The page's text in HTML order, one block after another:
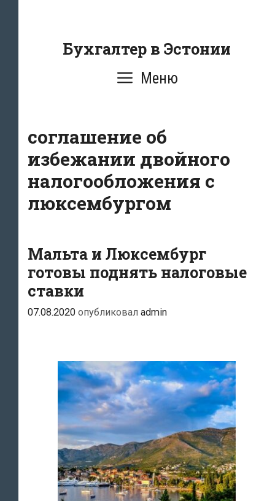
содержаниюБухгалтер в Эстонии
Меню
соглашение об
избежании двойного
налогообложения с
люксембургом
Мальта и Люксембург
готовы поднять налоговые
ставки
07.08.2020 опубликовал admin